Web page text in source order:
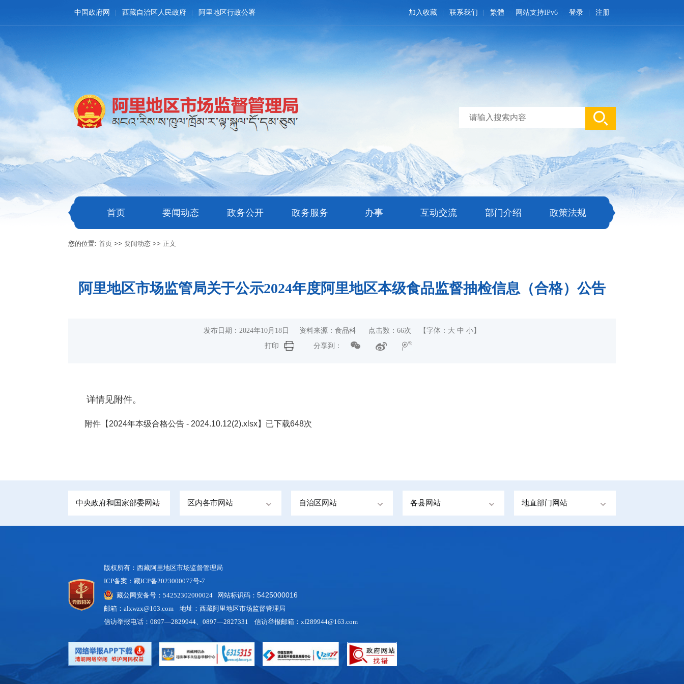
中国政府网 西藏自治区人民政府 阿里地区行政公署 登录 注册
网站支持IPv6
加入收藏 联系我们 繁體
首页 要闻动态 政务公开 政务服务 办事 互动交流 部门介绍 政策法规
您的位置:首页 >>要闻动态 >>正文
阿里地区市场监管局关于公示2024年度阿里地区本级食品监督抽检信息（合格）公告
发布日期：2024年10月18日 资料来源：食品科 点击数： 66次 【字体： 大 中 小 】
打印
分享到：
详情见附件。
附件【 2024年本级合格公告 - 2024.10.12(2).xlsx】已下载648次
中央政府和国家部委网站 区内各市网站 自治区网站 各县网站 地直部门网站
版权所有：西藏阿里地区市场监督管理局
ICP备案：藏ICP备2023000077号-7
藏公网安备号：54252302000024 网站标识码：5425000016
邮箱：alxwzx@163.com 地址：西藏阿里地区市场监督管理局
信访举报电话：0897—2829944、0897—2827331 信访举报邮箱：xf289944@163.com